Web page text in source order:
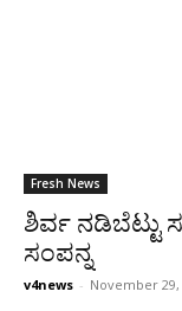
Fresh News
ಶಿರ್ವ ನಡಿಬೆಟ್ಟು
ಸಂಪನ್ನ
v4news - November 29,